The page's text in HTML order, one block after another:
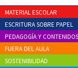
MATERIAL ESCOLAR
ESCRITURA SOBRE PAPEL
PEDAGOGÍA Y CONTENIDOS
FUERA DEL AULA
SOSTENIBILIDAD